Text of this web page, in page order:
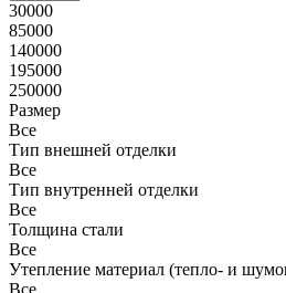
30000
85000
140000
195000
250000
Размер
Все
Тип внешней отделки
Все
Тип внутренней отделки
Все
Толщина стали
Все
Утепление материал (тепло- и
Все